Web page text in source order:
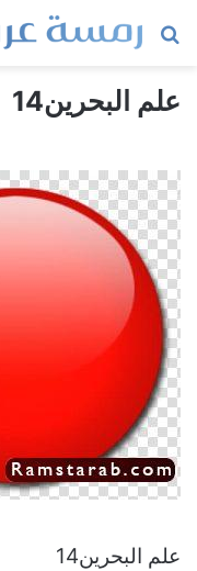
بحث
علم البحرين14
علم البحرين14